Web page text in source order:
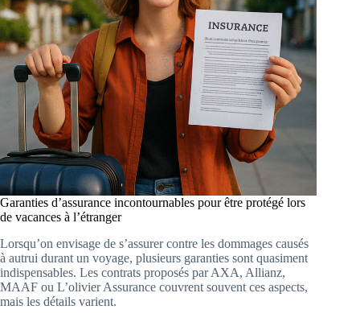
Garanties d’assurance incontournables pour être protégé lors
de vacances à l’étranger
Lorsqu’on envisage de s’assurer contre les dommages causés
à autrui durant un voyage, plusieurs garanties sont quasiment
indispensables. Les contrats proposés par AXA, Allianz,
MAAF ou L’olivier Assurance couvrent souvent ces aspects,
mais les détails varient.